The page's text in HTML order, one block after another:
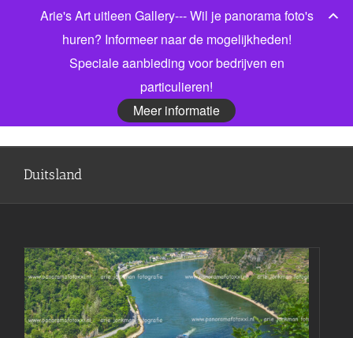
Bel gerust voor meer informatie! 06 53913303 |
Facebook
X LinkedIn
Duitsland
Arie's Art uitleen Gallery--- Wil je panorama foto's
huren? Informeer naar de mogelijkheden!
Speciale aanbieding voor bedrijven en
particulieren!
Meer informatie